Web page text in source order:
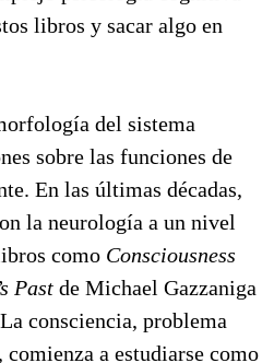
libros y sacar algo en
del sistema
sobre las funciones de
En las últimas décadas,
la neurología a un nivel
como Consciousness
Past de Michael Gazzaniga
consciencia, problema
a estudiarse como